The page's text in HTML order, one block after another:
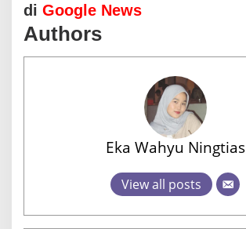
di Google News
Authors
Eka Wahyu Ningtias
View all posts